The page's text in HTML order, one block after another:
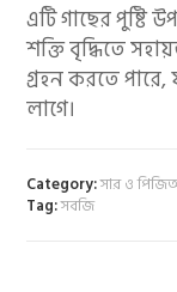
এটি গাছের পুষ্টি
শক্তি বৃদ্ধিতে
গ্রহন করতে
লাগে।
Category:সার ও
Tag:সবজি